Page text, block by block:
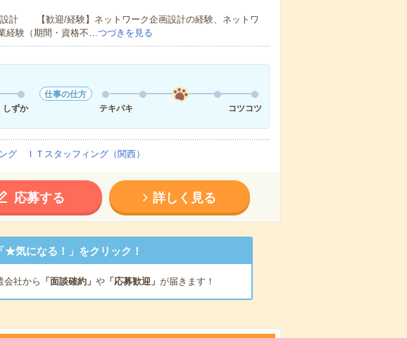
設計 【歓迎/経験】ネットワーク企画設計の経験、ネットワ
経験（期間・資格不…つづきを見る
しずか
仕事の仕方
テキパキ
コツコツ
グ ＩＴスタッフィング（関西）
応募する 詳しく見る
★気になる！」をクリック！
会社から 「面談確約」 や「応募歓迎」 が届きます！